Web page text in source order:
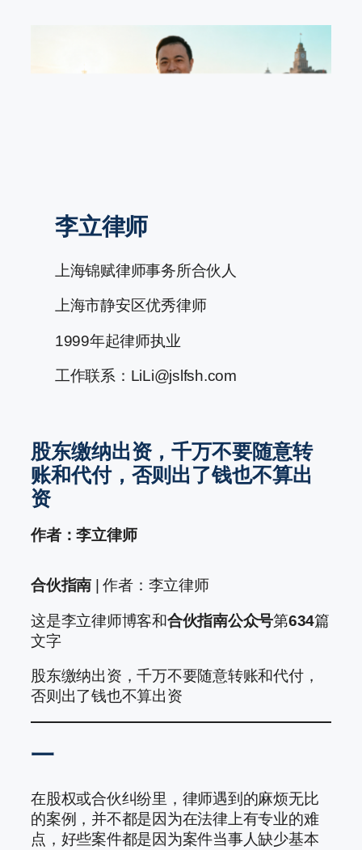
李立律师
上海锦赋律师事务所合伙人
上海市静安区优秀律师
1999年起律师执业
工作联系：LiLi@jslfsh.com
股东缴纳出资，千万不要随意转
账和代付，否则出了钱也不算出
资
作者：李立律师
合伙指南 | 作者：李立律师
这是李立律师博客和合伙指南公众号第634篇
文字
股东缴纳出资，千万不要随意转账和代付，
否则出了钱也不算出资
一
在股权或合伙纠纷里，律师遇到的麻烦无比
的案例，并不都是因为在法律上有专业的难
点，好些案件都是因为案件当事人缺少基本